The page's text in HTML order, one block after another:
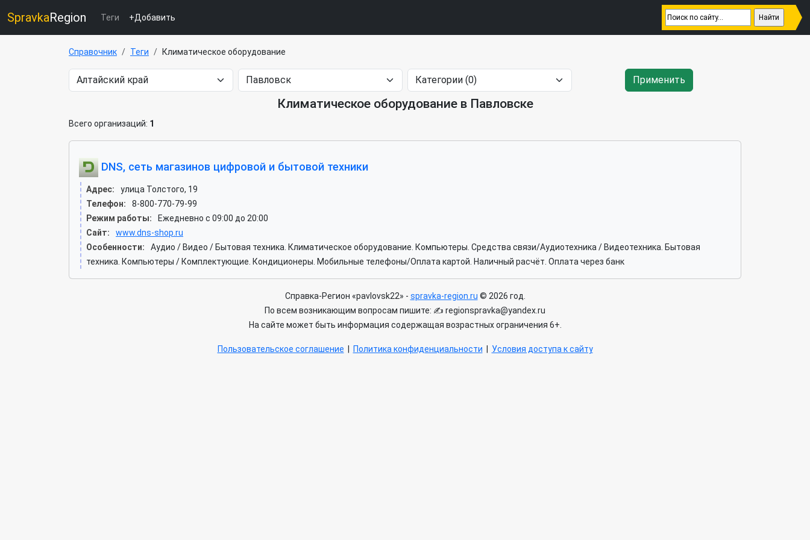
SpravkaRegion Теги +Добавить
Справочник Теги Климатическое оборудование
Применить
Климатическое оборудование в Павловске
Всего организаций: 1
DNS, сеть магазинов цифровой и бытовой техники
Адрес:
улица Толстого, 19
Телефон:
8-800-770-79-99
Режим работы:
Ежедневно с 09:00 до 20:00
Сайт:
www.dns-shop.ru
Особенности:
Аудио / Видео / Бытовая техника. Климатическое оборудование. Компьютеры. Средства связи/Аудиотехника / Видеотехника. Бытовая
техника. Компьютеры / Комплектующие. Кондиционеры. Мобильные телефоны/Оплата картой. Наличный расчёт. Оплата через банк
Справка-Регион «pavlovsk22» - spravka-region.ru © 2026 год.
По всем возникающим вопросам пишите: ✍ regionspravka@yandex.ru
На сайте может быть информация содержащая возрастных ограничения 6+.
Пользовательское соглашение Политика конфиденциальности Условия доступа к сайту